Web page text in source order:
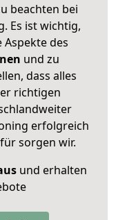
beachten bei
Es ist wichtig,
Aspekte des
und zu
dass alles
richtigen
erfolgreich
sorgen wir.
und erhalten